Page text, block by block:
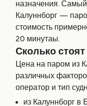
назначения.
Калуннборг —
стоимость
20 минутаы.
Сколько
Цена на паром из
различных
оператор и тип
из Калуннборг